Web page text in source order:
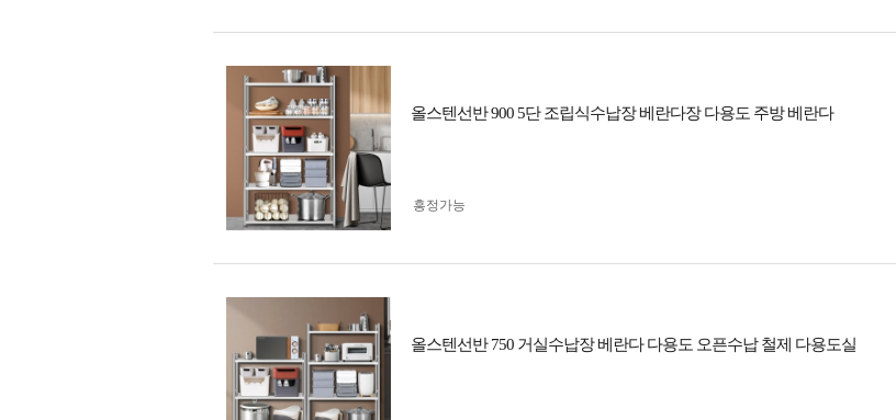
올스텐선반 900 5단 조립식수납장 베란다장 다용도 주방 베란다
흥정가능
올스텐선반 750 거실수납장 베란다 다용도 오픈수납 철제 다용도실